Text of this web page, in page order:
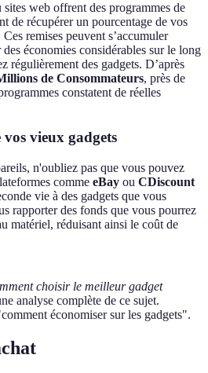
web offrent des programmes de
de récupérer un pourcentage de vos
remises peuvent s’accumuler
économies considérables sur le long
régulièrement des gadgets. D’après
de Consommateurs, près de
constatent de réelles
vos vieux gadgets
n'oubliez pas que vous pouvez
comme eBay ou CDiscount
vie à des gadgets que vous
rapporter des fonds que vous pourrez
matériel, réduisant ainsi le coût de
choisir le meilleur gadget
analyse complète de ce sujet.
économiser sur les gadgets".